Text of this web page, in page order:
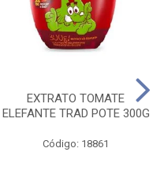
EXTRATO TOMATE
ELEFANTE TRAD POTE 300G
Código: 18861